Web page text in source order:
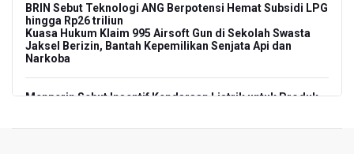
BRIN Sebut Teknologi ANG Berpotensi Hemat Subsidi LPG
hingga Rp26 triliun
Kuasa Hukum Klaim 995 Airsoft Gun di Sekolah Swasta
Jaksel Berizin, Bantah Kepemilikan Senjata Api dan
Narkoba
Menperin Sebut Insentif Kendaraan Listrik untuk Produk